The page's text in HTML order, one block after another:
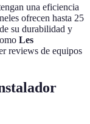
una eficiencia
ofrecen hasta 25
su durabilidad y
Les
reviews de equipos